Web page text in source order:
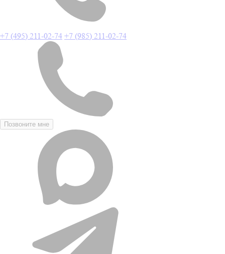
+7 (495) 211-02-74 +7 (985) 211-02-74
Позвоните мне